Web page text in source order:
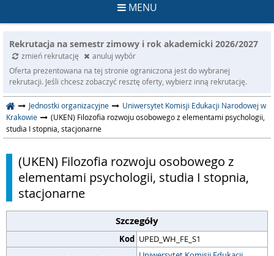
MENU
Rekrutacja na semestr zimowy i rok akademicki 2026/2027
zmień rekrutację
anuluj wybór
Oferta prezentowana na tej stronie ograniczona jest do wybranej
rekrutacji. Jeśli chcesz zobaczyć resztę oferty, wybierz inną rekrutację.
Jednostki organizacyjne
Uniwersytet Komisji Edukacji Narodowej w
Krakowie
(UKEN) Filozofia rozwoju osobowego z elementami psychologii,
studia I stopnia, stacjonarne
(UKEN) Filozofia rozwoju osobowego z
elementami psychologii, studia I stopnia,
stacjonarne
Szczegóły
Kod UPED_WH_FE_S1